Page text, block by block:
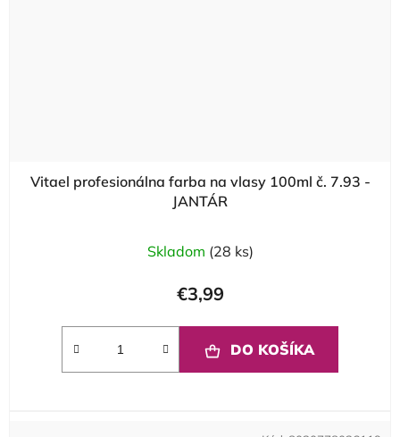
Vitael profesionálna farba na vlasy 100ml č. 7.93 -
JANTÁR
Skladom (28 ks)
€3,99
DO KOŠÍKA